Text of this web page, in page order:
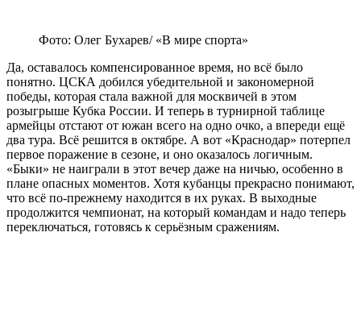
Фото: Олег Бухарев/ «В мире спорта»
Да, оставалось компенсированное время, но всё было
понятно. ЦСКА добился убедительной и закономерной
победы, которая стала важной для москвичей в этом
розыгрыше Кубка России. И теперь в турнирной таблице
армейцы отстают от южан всего на одно очко, а впереди ещё
два тура. Всё решится в октябре. А вот «Краснодар» потерпел
первое поражение в сезоне, и оно оказалось логичным.
«Быки» не наиграли в этот вечер даже на ничью, особенно в
плане опасных моментов. Хотя кубанцы прекрасно понимают,
что всё по-прежнему находится в их руках. В выходные
продолжится чемпионат, на который командам и надо теперь
переключаться, готовясь к серьёзным сражениям.